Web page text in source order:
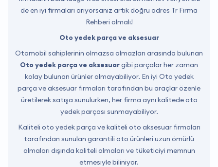
de en iyi firmaları arıyorsanız artık doğru adres Tr Firma
Rehberi olmalı!
Oto yedek parça ve aksesuar
Otomobil sahiplerinin olmazsa olmazları arasında bulunan
Oto yedek parça ve aksesuargibi parçalar her zaman
kolay bulunan ürünler olmayabiliyor. En iyi Oto yedek
parça ve aksesuar firmaları tarafından bu araçlar özenle
üretilerek satışa sunulurken, her firma aynı kalitede oto
yedek parçası sunmayabiliyor.
Kaliteli oto yedek parça ve kaliteli oto aksesuar firmaları
tarafından sunulan garantili oto ürünleri uzun ömürlü
olmaları dışında kaliteli olmaları ve tüketiciyi memnun
etmesiyle biliniyor.